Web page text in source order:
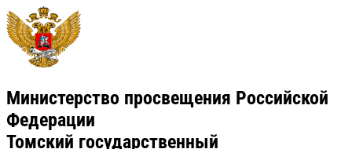
Министерство просвещения Российской
Федерации
Томский государственный